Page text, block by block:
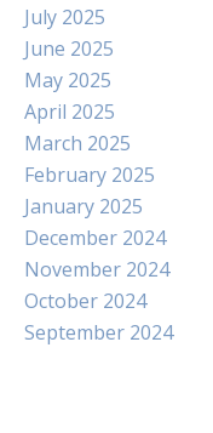
July 2025
June 2025
May 2025
April 2025
March 2025
February 2025
January 2025
December 2024
November 2024
October 2024
September 2024